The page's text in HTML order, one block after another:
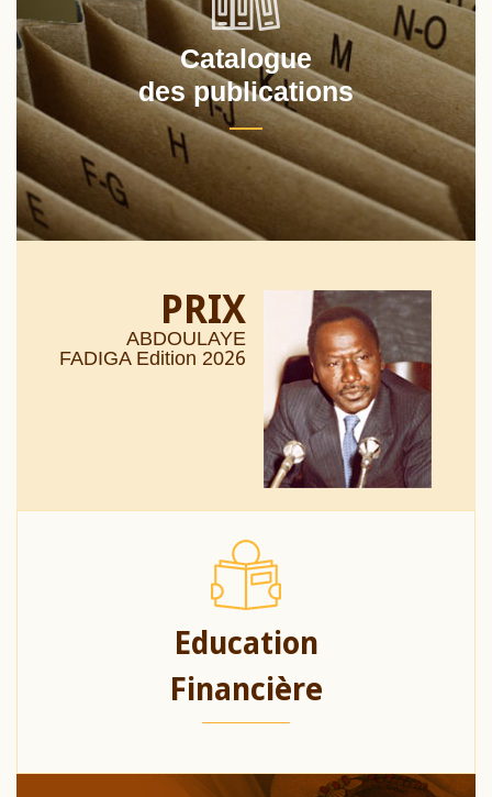
Catalogue
des publications
PRIX
ABDOULAYE
FADIGA Edition 2026
Education
Financière